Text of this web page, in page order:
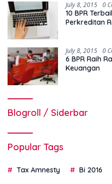
July 8, 2015 0
10 BPR
Perkreditan
July 8, 2015 0
6 BPR Raih
Keuangan
Blogroll / Siderbar
Popular Tags
Tax Amnesty Bi 2016